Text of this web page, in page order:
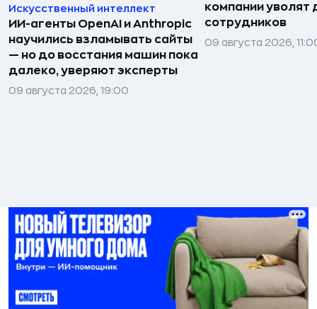
Искусственный интеллект
ИИ-агенты OpenAI и Anthropic
научились взламывать сайты
— но до восстания машин пока
далеко, уверяют эксперты
09 августа 2026, 19:00
компании уволят
сотрудников
09 августа 2026,